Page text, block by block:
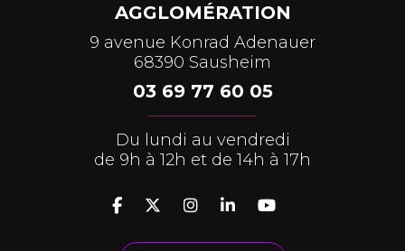
AGGLOMÉRATION
9 avenue Konrad Adenauer
68390 Sausheim
03 69 77 60 05
Du lundi au vendredi
de 9h à 12h et de 14h à 17h